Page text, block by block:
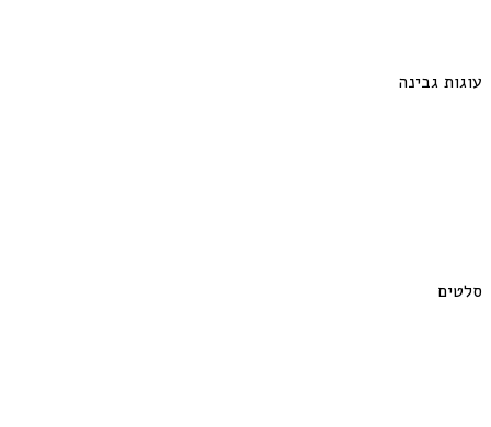
עוגות גבינה
סלטים